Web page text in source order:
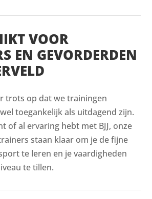
VOOR
EN GEVORDERDEN
trots op dat we trainingen
toegankelijk als uitdagend zijn.
of al ervaring hebt met BJJ, onze
staan klaar om je de fijne
te leren en je vaardigheden
te tillen.